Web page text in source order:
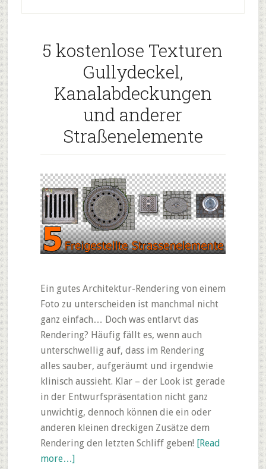
5 kostenlose Texturen
Gullydeckel,
Kanalabdeckungen
und anderer
Straßenelemente
Ein gutes Architektur-Rendering von einem
Foto zu unterscheiden ist manchmal nicht
ganz einfach… Doch was entlarvt das
Rendering? Häufig fällt es, wenn auch
unterschwellig auf, dass im Rendering
alles sauber, aufgeräumt und irgendwie
klinisch aussieht. Klar – der Look ist gerade
in der Entwurfspräsentation nicht ganz
unwichtig, dennoch können die ein oder
anderen kleinen dreckigen Zusätze dem
Rendering den letzten Schliff geben! [Read
more…]about